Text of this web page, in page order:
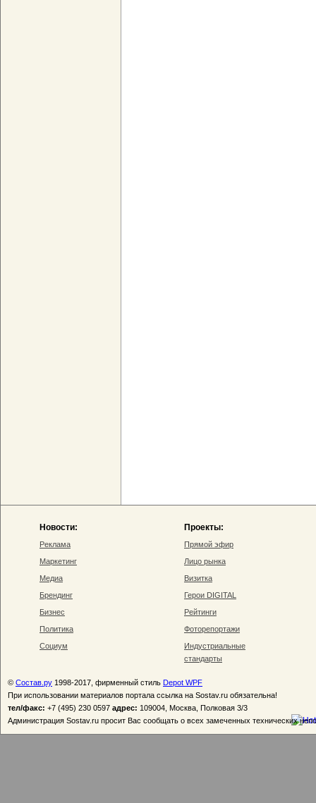
Новости:
Реклама
Маркетинг
Медиа
Брендинг
Бизнес
Политика
Социум
Проекты:
Прямой эфир
Лицо рынка
Визитка
Герои DIGITAL
Рейтинги
Фоторепортажи
Индустриальные
стандарты
© Состав.ру 1998-2017, фирменный стиль Depot WPF
При использовании материалов портала ссылка на Sostav.ru обязательна!
тел/факс: +7 (495) 230 0597 адрес: 109004, Москва, Полковая 3/3
Администрация Sostav.ru просит Вас сообщать о всех замеченных технических